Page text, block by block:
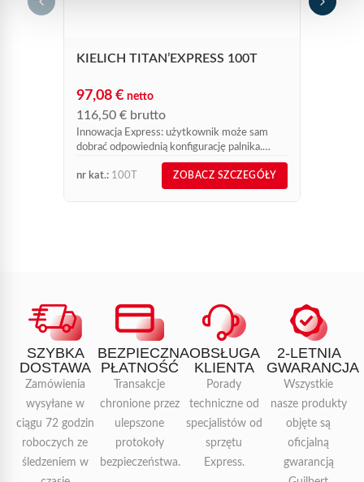
KIELICH TITAN’EXPRESS 100T
97,08 € netto
116,50 € brutto
Innowacja Express: użytkownik może sam
dobrać odpowiednią konfigurację palnika.
Kielich tytanowy do palnika dekarskiego o
wysokiej mocy.
nr kat.: 100T ZOBACZ SZCZEGÓŁY
SZYBKA
DOSTAWA
Zamówienia
wysyłane w
ciągu 72 godzin
roboczych ze
śledzeniem w
BEZPIECZNA
PŁATNOŚĆ
Transakcje
chronione przez
ulepszone
protokoły
bezpieczeństwa.
OBSŁUGA
KLIENTA
Porady
techniczne od
specjalistów od
sprzętu
Express.
2-LETNIA
GWARANCJA
Wszystkie
nasze produkty
objęte są
oficjalną
gwarancją